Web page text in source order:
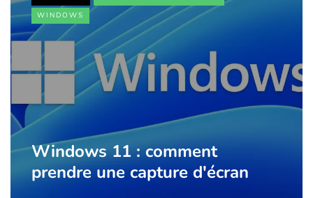
WINDOWS
Windows 11 : comment
prendre une capture d'écran